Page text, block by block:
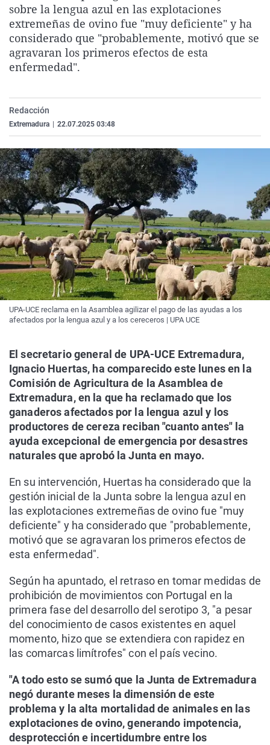
La rosa de los vientos
Gente viajera
Como el perro y el
Caso
Retornados
Equipo de
Extremadura
Galicia
La Rioja
Virales
Televisión
Elecciones
sobre la lengua azul en las explotaciones
extremeñas de ovino fue "muy deficiente" y ha
considerado que "probablemente, motivó que se
agravaran los primeros efectos de esta
enfermedad".
Redacción
Extremadura 22.07.2025 03:48
UPA-UCE reclama en la Asamblea agilizar el pago de las ayudas a los
afectados por la lengua azul y a los cereceros | UPA UCE
El secretario general de UPA-UCE Extremadura,
Ignacio Huertas, ha comparecido este lunes en la
Comisión de Agricultura de la Asamblea de
Extremadura, en la que ha reclamado que los
ganaderos afectados por la lengua azul y los
productores de cereza reciban "cuanto antes" la
ayuda excepcional de emergencia por desastres
naturales que aprobó la Junta en mayo.
En su intervención, Huertas ha considerado que la
gestión inicial de la Junta sobre la lengua azul en
las explotaciones extremeñas de ovino fue "muy
deficiente" y ha considerado que "probablemente,
motivó que se agravaran los primeros efectos de
esta enfermedad".
Según ha apuntado, el retraso en tomar medidas de
prohibición de movimientos con Portugal en la
primera fase del desarrollo del serotipo 3, "a pesar
del conocimiento de casos existentes en aquel
momento, hizo que se extendiera con rapidez en
las comarcas limítrofes" con el país vecino.
"A todo esto se sumó que la Junta de Extremadura
negó durante meses la dimensión de este
problema y la alta mortalidad de animales en las
explotaciones de ovino, generando impotencia,
desprotección e incertidumbre entre los